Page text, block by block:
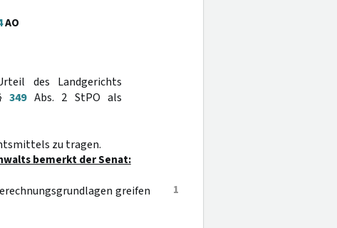
AO
des Landgerichts
349Abs. 2 StPO als
zu tragen.
bemerkt der Senat:
1
greifen